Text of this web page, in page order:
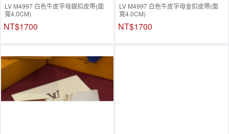
LV M4997 白色牛皮字母銀扣皮帶(面
寬4.0CM)
NT$1700
LV M4997 白色牛皮字母金扣皮帶(面
寬4.0CM)
NT$1700